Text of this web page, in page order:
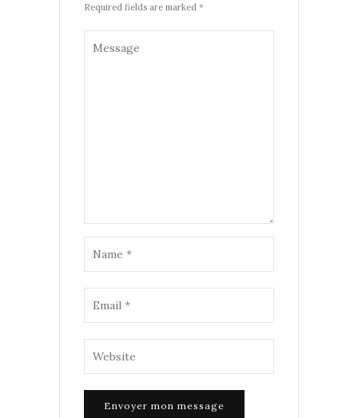
Required fields are marked *